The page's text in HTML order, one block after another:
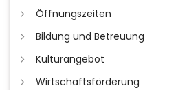
Öffnungszeiten
Bildung und Betreuung
Kulturangebot
Wirtschaftsförderung